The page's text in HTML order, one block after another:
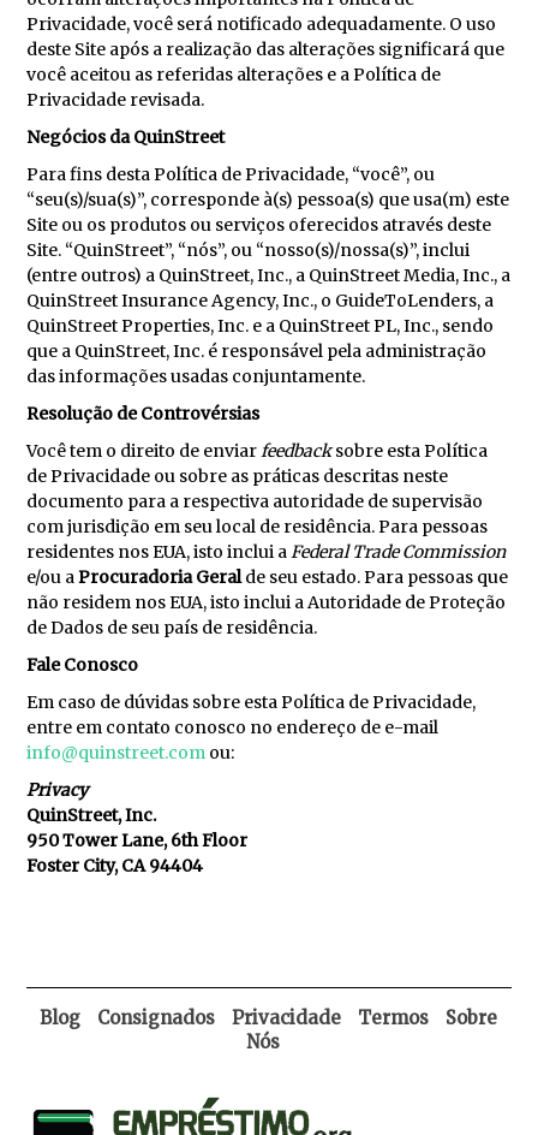
Privacidade, você será notificado adequadamente. O uso
deste Site após a realização das alterações significará que
você aceitou as referidas alterações e a Política de
Privacidade revisada.
Negócios da QuinStreet
Para fins desta Política de Privacidade, “você”, ou
“seu(s)/sua(s)”, corresponde à(s) pessoa(s) que usa(m) este
Site ou os produtos ou serviços oferecidos através deste
Site. “QuinStreet”, “nós”, ou “nosso(s)/nossa(s)”, inclui
(entre outros) a QuinStreet, Inc., a QuinStreet Media, Inc., a
QuinStreet Insurance Agency, Inc., o GuideToLenders, a
QuinStreet Properties, Inc. e a QuinStreet PL, Inc., sendo
que a QuinStreet, Inc. é responsável pela administração
das informações usadas conjuntamente.
Resolução de Controvérsias
Você tem o direito de enviar feedbacksobre esta Política
de Privacidade ou sobre as práticas descritas neste
documento para a respectiva autoridade de supervisão
com jurisdição em seu local de residência. Para pessoas
residentes nos EUA, isto inclui a Federal Trade Commission
e/ou a Procuradoria Geral de seu estado. Para pessoas que
não residem nos EUA, isto inclui a Autoridade de Proteção
de Dados de seu país de residência.
Fale Conosco
Em caso de dúvidas sobre esta Política de Privacidade,
entre em contato conosco no endereço de e-mail
info@quinstreet.com ou:
Privacy
QuinStreet, Inc.
950 Tower Lane, 6th Floor
Foster City, CA 94404
Blog Consignados Privacidade Termos
Sobre
Nós